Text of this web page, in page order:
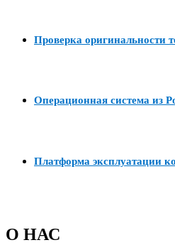
Проверка оригинальности
Операционная система из
Платформа эксплуатации
О НАС